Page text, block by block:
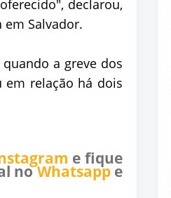
declarou,
Salvador.
a greve dos
relação há dois
e fique
noWhatsappe